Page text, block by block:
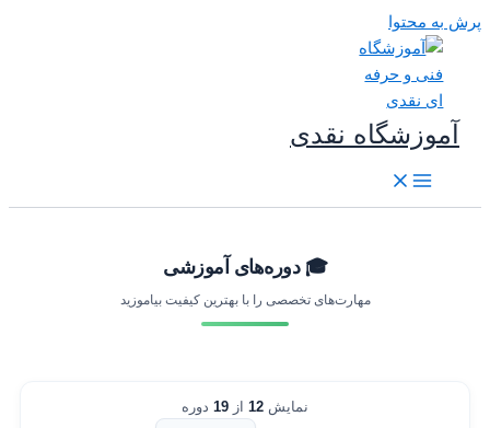
به محتوا
آموزشگاه نقدی
🎓 دوره‌های آموزشی
مهارت‌های تخصصی را با بهترین کیفیت بیاموزید
نمایش12 از 19 دوره